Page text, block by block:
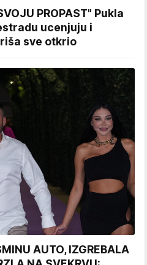
PROPAST" Pukla
ucenjuju i
sve otkrio
AUTO, IZGREBALA